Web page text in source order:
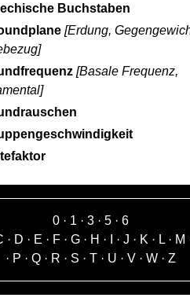
Buchstaben
[Erdung,
[Basale Frequenz,
0 · 1 ·3 ·5 ·6
· D · E · F· G· H · · J · K · L· M
· P ·Q · R · S ·T · U ·V ·W ·Z